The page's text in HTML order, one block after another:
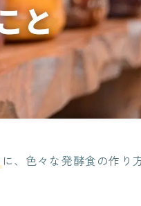
に、色々な発酵食の作り